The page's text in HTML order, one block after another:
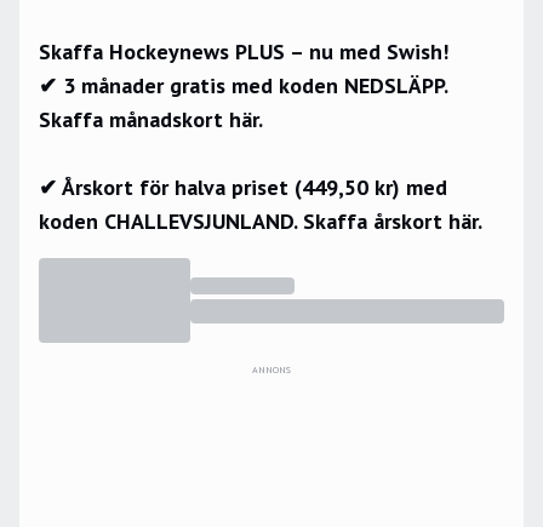
Skaffa Hockeynews PLUS – nu med Swish!
✔ 3 månader gratis med koden NEDSLÄPP.
Skaffa månadskort här.
✔ Årskort för halva priset (449,50 kr) med
koden CHALLEVSJUNLAND. Skaffa årskort här.
ANNONS